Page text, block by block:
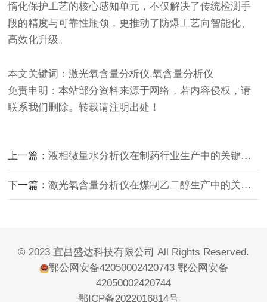
惰化保护工艺的核心感知单元，不仅解决了传统检测手
段的精度与可靠性瓶颈，更推动了防爆工艺向智能化、
高效化升级。
本文关键词：激光氧含量分析仪,氧含量分析仪
免责申明：本站部分资料来源于网络，若内容侵权，请
联系我们删除。转载请注明出处！
上一篇：液相微量水分析仪在制药行业生产中的关键作用
下一篇：激光氧含量分析仪在煤制乙二醇生产中的关键作用与技术应用
© 2023 宜昌盛达科技有限公司 All Rights Reserved.
鄂公网安备42050002420743 鄂公网安备
42050002420744
鄂ICP备2022016814号